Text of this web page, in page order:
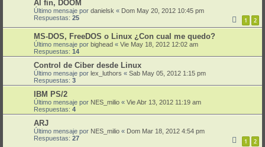
Al fin, DOOM
Último mensaje por danielsk « Dom May 20, 2012 10:45 pm
Respuestas: 25 1 2
MS-DOS, FreeDOS o Linux ¿Con cual me quedo?
Último mensaje por bighead « Vie May 18, 2012 12:02 am
Respuestas: 14
Control de Ciber desde Linux
Último mensaje por lex_luthors « Sab May 05, 2012 1:15 pm
Respuestas: 3
IBM PS/2
Último mensaje por NES_milio « Vie Abr 13, 2012 11:19 am
Respuestas: 4
ARJ
Último mensaje por NES_milio « Dom Mar 18, 2012 4:54 pm
Respuestas: 27 1 2